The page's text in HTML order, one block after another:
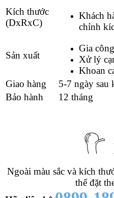
Kích thước
(DxRxC)
Khách
chỉnh
Sản xuất
Gia
Xử lý
Khoan
Giao hàng
5-7 ngày sau
Bảo hành
12 tháng
Ngoài màu sắc và kích
thể đặt